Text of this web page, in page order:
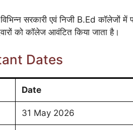
सरकारी एवं निजी B.Ed कॉलेजों में
को कॉलेज आवंटित किया जाता है।
Dates
Date
31 May 2026